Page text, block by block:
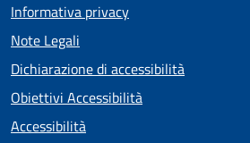
Informativa privacy
Note Legali
Dichiarazione di accessibilità
Obiettivi Accessibilità
Accessibilità